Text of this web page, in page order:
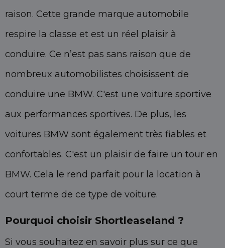
raison. Cette grande marque automobile
respire la classe et est un réel plaisir à
conduire. Ce n’est pas sans raison que de
nombreux automobilistes choisissent de
conduire une BMW. C'est une voiture sportive
aux performances sportives. De plus, les
voitures BMW sont également très fiables et
confortables. C'est un plaisir de faire un tour en
BMW. Cela le rend parfait pour la location à
court terme de ce type de voiture.
Pourquoi choisir Shortleaseland ?
Si vous souhaitez en savoir plus sur ce que